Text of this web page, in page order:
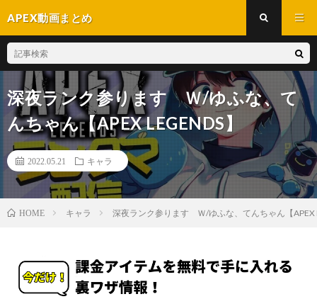
APEX動画まとめ
深夜ランク参ります Ｗ/ゆふな、て
んちゃん【APEX LEGENDS】
2022.05.21 キャラ
HOME キャラ 深夜ランク参ります Ｗ/ゆふな、てんちゃん【APEX